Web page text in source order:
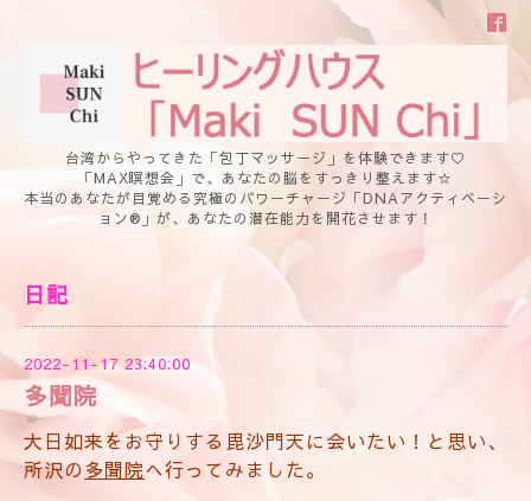
台湾からやってきた「包丁マッサージ」を体験できます♡
「MAX瞑想会」で、あなたの脳をすっきり整えます☆
本当のあなたが目覚める究極のパワーチャージ「DNAアクティベーシ
ョン®」が、あなたの潜在能力を開花させます！
日記
2022-11-17 23:40:00
多聞院
大日如来をお守りする毘沙門天に会いたい！と思い、
所沢の多聞院へ行ってみました。